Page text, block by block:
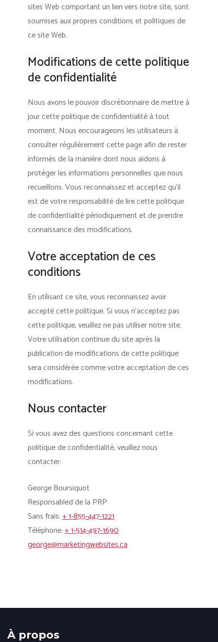
sites Web comportant un lien vers notre site, sont
soumises aux propres conditions et politiques de
ce site Web.
Modifications de cette politique
de confidentialité
Nous avons le pouvoir discrétionnaire de mettre à
jour cette politique de confidentialité à tout
moment. Nous encourageons les utilisateurs à
consulter régulièrement cette page afin de rester
informés de la manière dont nous aidons à
protéger les informations personnelles que nous
recueillons. Vous reconnaissez et acceptez qu’il
est de votre responsabilité de lire cette politique
de confidentialité périodiquement et de prendre
connaissance des modifications.
Votre acceptation de ces
conditions
En utilisant ce site, vous reconnaissez avoir
accepté cette politique. Si vous n’acceptez pas
cette politique, veuillez ne pas utiliser notre site.
Votre utilisation continue du site après la
publication de modifications de cette politique
sera considérée comme votre acceptation de ces
modifications.
Nous contacter
Si vous avez des questions concernant cette
politique de confidentialité, veuillez nous
contacter:
George Boursiquot
Responsabled de la PRP
Sans frais:+ 1-855-447-1221
Téléphone:+ 1-514-497-1690
george@marketingwebsites.ca
À propos